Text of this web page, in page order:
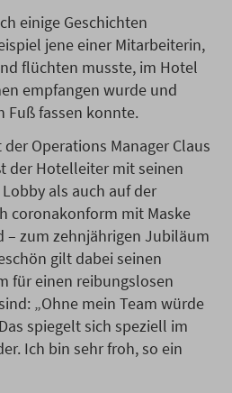
einige Geschichten
jene einer Mitarbeiterin,
flüchten musste, im Hotel
empfangen wurde und
Fuß fassen konnte.
Operations Manager Claus
der Hotelleiter mit seinen
als auch auf der
coronakonform mit Maske
– zum zehnjährigen Jubiläum
gilt dabei seinen
für einen reibungslosen
„Ohne mein Team würde
spiegelt sich speziell im
Ich bin sehr froh, so ein